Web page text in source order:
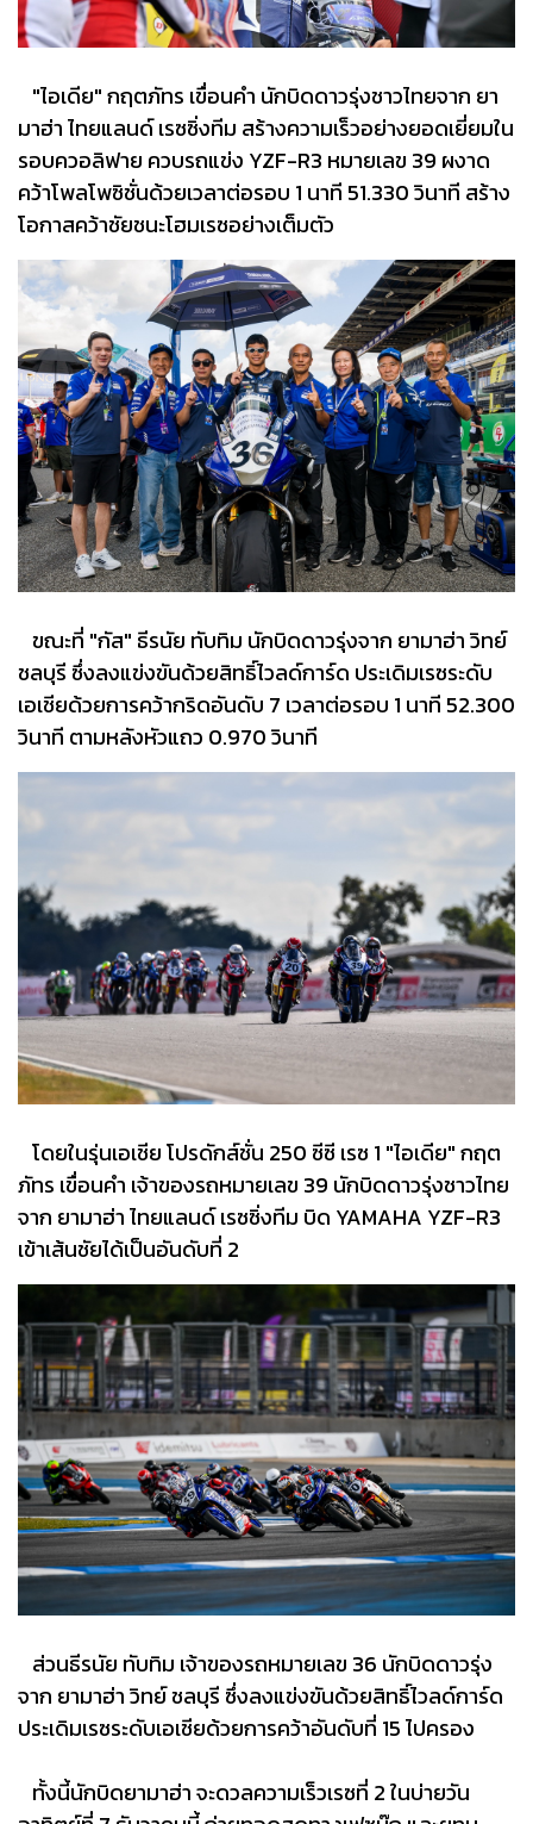
"ไอเดีย" กฤตภัทร เขื่อนคำ นักบิดดาวรุ่งชาวไทยจาก ยา
มาฮ่า ไทยแลนด์ เรซซิ่งทีม สร้างความเร็วอย่างยอดเยี่ยมใน
รอบควอลิฟาย ควบรถแข่ง YZF-R3 หมายเลข 39 ผงาด
คว้าโพลโพซิชั่นด้วยเวลาต่อรอบ 1 นาที 51.330 วินาที สร้าง
โอกาสคว้าชัยชนะโฮมเรซอย่างเต็มตัว
ขณะที่ "กัส" ธีรนัย ทับทิม นักบิดดาวรุ่งจาก ยามาฮ่า วิทย์
ชลบุรี ซึ่งลงแข่งขันด้วยสิทธิ์ไวลด์การ์ด ประเดิมเรซระดับ
เอเชียด้วยการคว้ากริดอันดับ 7 เวลาต่อรอบ 1 นาที 52.300
วินาที ตามหลังหัวแถว 0.970 วินาที
โดยในรุ่นเอเชีย โปรดักส์ชั่น 250 ซีซี เรซ 1 "ไอเดีย" กฤต
ภัทร เขื่อนคำ เจ้าของรถหมายเลข 39 นักบิดดาวรุ่งชาวไทย
จาก ยามาฮ่า ไทยแลนด์ เรซซิ่งทีม บิด YAMAHA YZF-R3
เข้าเส้นชัยได้เป็นอันดับที่ 2
ส่วนธีรนัย ทับทิม เจ้าของรถหมายเลข 36 นักบิดดาวรุ่ง
จาก ยามาฮ่า วิทย์ ชลบุรี ซึ่งลงแข่งขันด้วยสิทธิ์ไวลด์การ์ด
ประเดิมเรซระดับเอเชียด้วยการคว้าอันดับที่ 15 ไปครอง
ทั้งนี้นักบิดยามาฮ่า จะดวลความเร็วเรซที่ 2 ในบ่ายวัน